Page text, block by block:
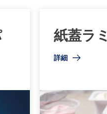
紙蓋ラ
詳細